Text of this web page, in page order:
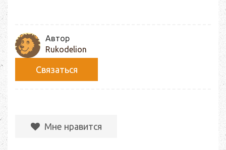
Автор
Rukodelion
Связаться
Мне нравится